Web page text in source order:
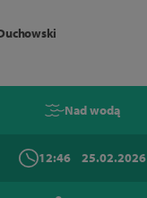
Nad wodą
12:46 25.02.2026